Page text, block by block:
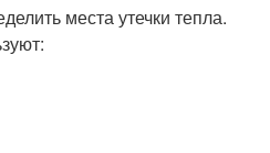
места утечки тепла.